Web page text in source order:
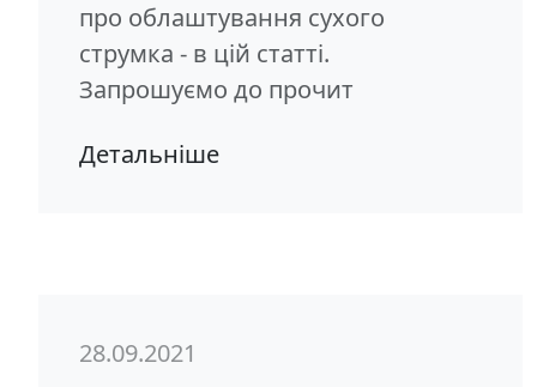
про облаштування сухого
струмка - в цій статті.
Запрошуємо до прочит
Детальніше
28.09.2021